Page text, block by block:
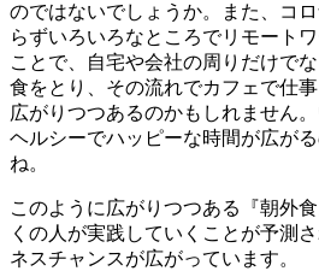
のではないでしょうか。また、コ
らずいろいろなところでリモート
ことで、自宅や会社の周りだけで
食をとり、その流れでカフェで仕
広がりつつあるのかもしれません
ヘルシーでハッピーな時間が広が
ね。
このように広がりつつある『朝外
くの人が実践していくことが予測
ネスチャンスが広がっています。